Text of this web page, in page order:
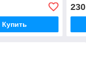
Купить
230